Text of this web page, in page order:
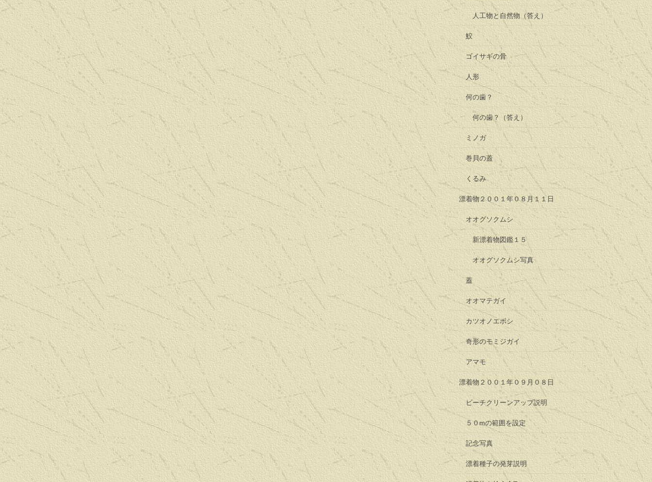
人工物と自然物（答え）
鮫
ゴイサギの骨
人形
何の歯？
何の歯？（答え）
ミノガ
巻貝の蓋
くるみ
漂着物２００１年０８月１１日
オオグソクムシ
新漂着物図鑑１５
オオグソクムシ写真
蓋
オオマテガイ
カツオノエボシ
奇形のモミジガイ
アマモ
漂着物２００１年０９月０８日
ビーチクリーンアップ説明
５０mの範囲を設定
記念写真
漂着種子の発芽説明